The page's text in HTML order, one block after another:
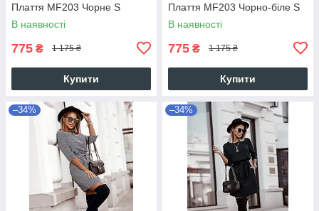
Плаття MF203 Чорне S
В наявності
775 ₴ 1 175 ₴
Купити
Плаття MF203 Чорно-біле S
В наявності
775 ₴ 1 175 ₴
Купити
–34% –34%